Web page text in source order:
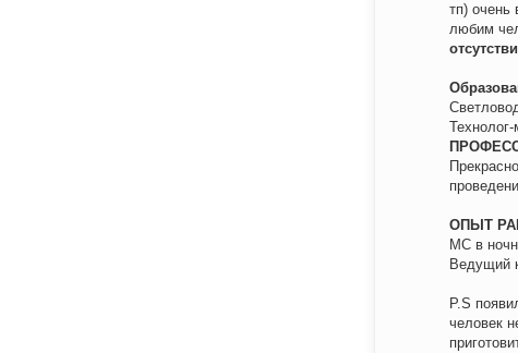
тп) очень
любим
ОПЫТ
МС в
Ведущий
P.S
человек